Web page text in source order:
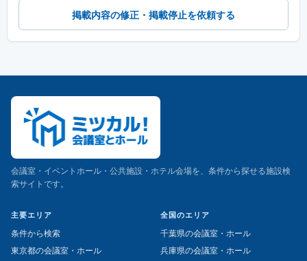
掲載内容の修正・掲載停止を依頼する
会議室・イベントホール・公共施設・ホテル会場を、条件から探せる施設検
索サイトです。
主要エリア
条件から検索
東京都の会議室・ホール
全国のエリア
千葉県の会議室・ホール
兵庫県の会議室・ホール